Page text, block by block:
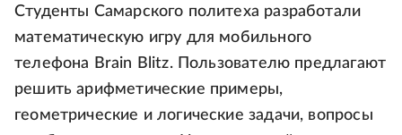
Студенты Самарского политеха разработали
математическую игру для мобильного
телефона Brain Blitz. Пользователю предлагают
решить арифметические примеры,
геометрические и логические задачи, вопросы